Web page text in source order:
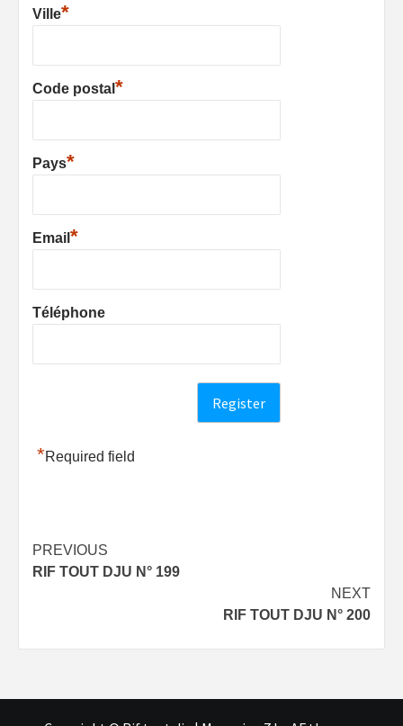
Ville*
Code postal *
Pays*
Email *
Téléphone
*Required field
Post
navigation
PREVIOUS
RIF TOUT DJU N° 199
NEXT
RIF TOUT DJU N° 200